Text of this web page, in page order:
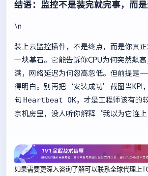
结语：监控不是装完就完事，而
\n
装上云监控插件，不是终点，而是你真
一块基石。它能告诉你CPU为何突然飙
满，网络延迟为何忽高忽低。但前提是
得明白。别再把‘安装成功’截图当KPI
句 Heartbeat OK，才是工程师该有的
京机房里，没人听你解释‘我以为它连
如果需要更深入咨询了解可以联系全球代理上